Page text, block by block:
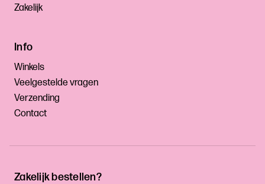
Zakelijk bestellen?
Zakelijk
Info
Winkels
Veelgestelde vragen
Verzending
Contact